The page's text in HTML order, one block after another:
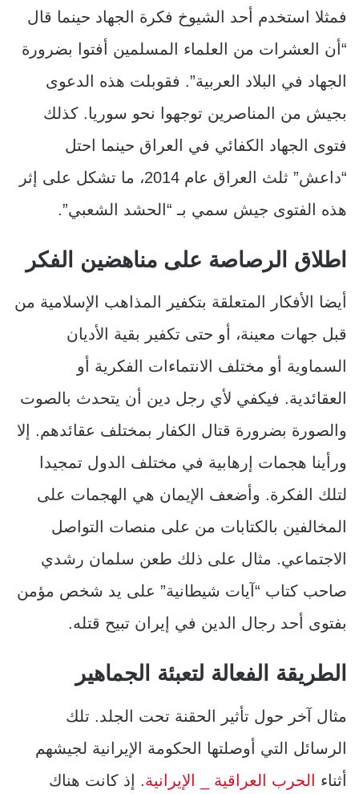
فمثلا استخدم أحد الشيوخ فكرة الجهاد حينما قال
“أن العشرات من العلماء المسلمين أفتوا بضرورة
الجهاد في البلاد العربية”. فقوبلت هذه الدعوى
بجيش من المناصرين توجهوا نحو سوريا. كذلك
فتوى الجهاد الكفائي في العراق حينما احتل
“داعش” ثلث العراق عام 2014، ما تشكل على إثر
هذه الفتوى جيش سمي بـ “الحشد الشعبي”.
اطلاق الرصاصة على مناهضين الفكر
أيضا الأفكار المتعلقة بتكفير المذاهب الإسلامية من
قبل جهات معينة، أو حتى تكفير بقية الأديان
السماوية أو مختلف الانتماءات الفكرية أو
العقائدية. فيكفي لأي رجل دين أن يتحدث بالصوت
والصورة بضرورة قتال الكفار بمختلف عقائدهم. إلا
ورأينا هجمات إرهابية في مختلف الدول تمجيدا
لتلك الفكرة. وأضعف الإيمان هي الهجمات على
المخالفين بالكتابات من على منصات التواصل
الاجتماعي. مثال على ذلك طعن سلمان رشدي
صاحب كتاب “آيات شيطانية” على يد شخص مؤمن
بفتوى أحد رجال الدين في إيران تبيح قتله.
الطريقة الفعالة لتعبئة الجماهير
مثال آخر حول تأثير الحقنة تحت الجلد. تلك
الرسائل التي أوصلتها الحكومة الإيرانية لجيشهم
أثناء الحرب العراقية _ الإيرانية. إذ كانت هناك